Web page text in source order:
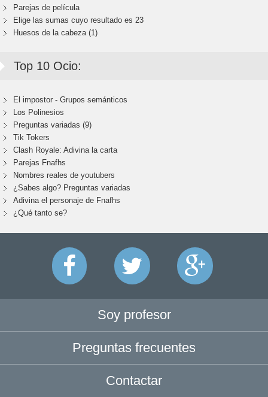
Parejas de película
Elige las sumas cuyo resultado es 23
Huesos de la cabeza (1)
Top 10 Ocio:
El impostor - Grupos semánticos
Los Polinesios
Preguntas variadas (9)
Tik Tokers
Clash Royale: Adivina la carta
Parejas Fnafhs
Nombres reales de youtubers
¿Sabes algo? Preguntas variadas
Adivina el personaje de Fnafhs
¿Qué tanto se?
Soy profesor
Preguntas frecuentes
Contactar